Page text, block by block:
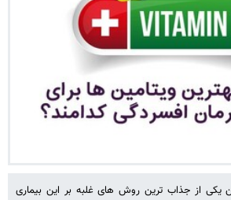
یکی از جذاب ترین روش های غلبه بر این بیماری